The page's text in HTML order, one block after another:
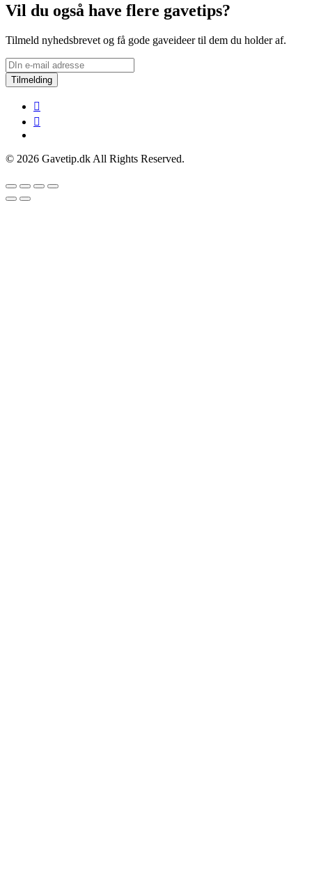
Vil du også have flere gavetips?
Tilmeld nyhedsbrevet og få gode gaveideer til dem du holder af.
Tilmelding
© 2026 Gavetip.dk All Rights Reserved.